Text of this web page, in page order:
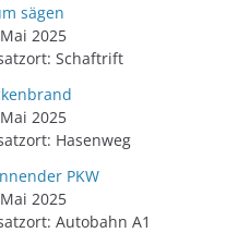
sägen
2025
Schaftrift
2025
Hasenweg
PKW
2025
Autobahn A1